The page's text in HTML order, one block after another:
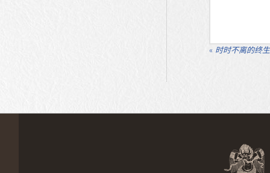
« 时时不离的终